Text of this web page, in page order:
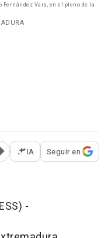
Vara, en el pleno de la
opciones para
IA Seguir en
-